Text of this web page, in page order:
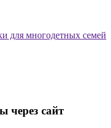
для многодетных семей
через сайт